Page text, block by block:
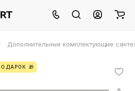
Дополнительные комплектующие
🎁